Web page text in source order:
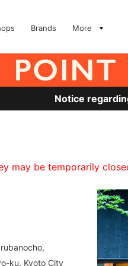
Brands More
Notice
may be temporarily
ku, Kyoto City